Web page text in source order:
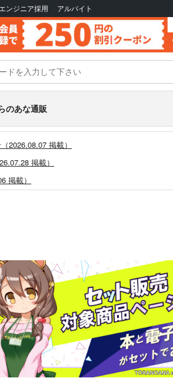
エンジニア採用 アルバイト
のあな通販
2026.08.07 掲載）
掲載）
掲載）
プラン導入のお知らせ（2026.03.09 掲載）
知らせ（2026.02.05 掲載）
ペーン」終了のお知らせ（2025.11.21 掲載）
掲載）
）